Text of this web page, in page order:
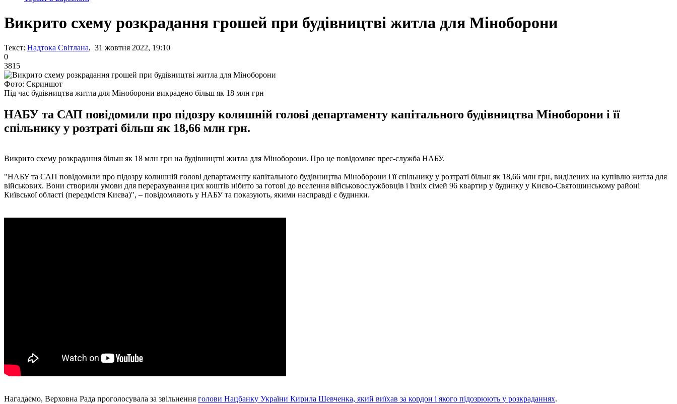
Викрито схему розкрадання грошей при будівництві житла для Міноборони
Текст: Надтока Світлана, 31 жовтня 2022, 19:10
0
3815
Фото: Скриншот
Під час будівництва житла для Міноборони викрадено більш як 18 млн грн
НАБУ та САП повідомили про підозру колишній голові департаменту капітального будівництва Міноборони і її
спільнику у розтраті більш як 18,66 млн грн.
Викрито схему розкрадання більш як 18 млн грн на будівництві житла для Міноборони. Про це повідомляє прес-служба НАБУ.
"НАБУ та САП повідомили про підозру колишній голові департаменту капітального будівництва Міноборони і її спільнику у розтраті більш як 18,66 млн грн, виділених на купівлю житла для
військових. Вони створили умови для перерахування цих коштів нібито за готові до вселення військовослужбовців і їхніх сімей 96 квартир у будинку у Києво-Святошинському районі
Київської області (передмістя Києва)", – повідомляють у НАБУ та показують, якими насправді є будинки.
Нагадаємо, Верховна Рада проголосувала за звільнення голови Нацбанку України Кирила Шевченка, який виїхав за кордон і якого підозрюють у розкраданнях.